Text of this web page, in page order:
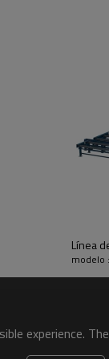
Línea
modelo
experience.